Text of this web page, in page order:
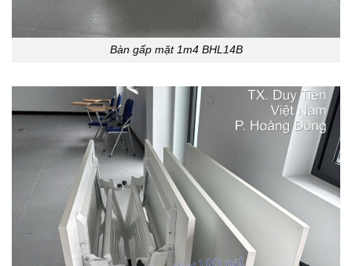
Bàn gấp mặt 1m4 BHL14B